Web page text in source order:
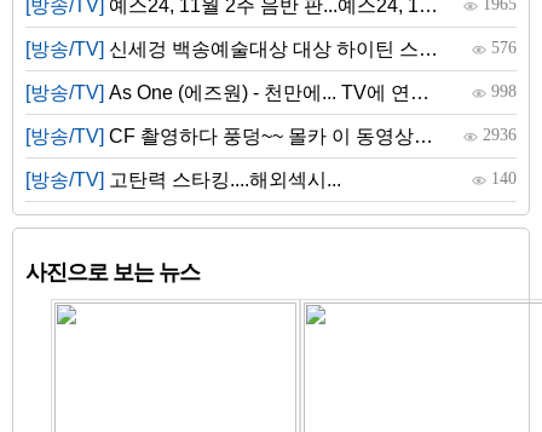
[방송/TV] 예스24, 11월 2주 음반 판...예스24, 11월 2주 음반 판매순위 발표 출처: YES24 ... 1965
[방송/TV] 신세겅 백송예술대상 대상 하이틴 스타 신세겅(20세)씨는 백송예술대상에서 영... 576
[방송/TV] As One (에즈원) - 천만에... TV에 연하남이 넘쳐나고 있다. 드라마부터 예능... 998
[방송/TV] CF 촬영하다 풍덩~~ 몰카 이 동영상에 등장하는 여성은 유치원 교실... 2936
[방송/TV] 고탄력 스타킹....해외섹시... 140
사진으로 보는 뉴스